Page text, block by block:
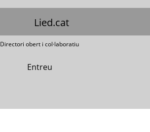
Lied.cat
Directori obert i col·laboratiu
Entreu